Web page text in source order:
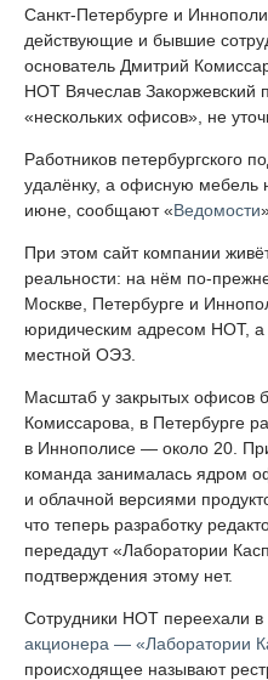
Санкт-Петербурге и
действующие и бывшие
основатель Дмитрий
НОТ Вячеслав Закоржевский
«нескольких офисов», не
Работников петербургского
удалёнку, а офисную мебель
июне, сообщают «Ведомости
При этом сайт компании
реальности: на нём по-
Москве, Петербурге и
юридическим адресом НОТ,
местной ОЭЗ.
Масштаб у закрытых офисов
Комиссарова, в Петербурге
в Иннополисе — около 20.
команда занималась ядром
и облачной версиями
что теперь разработку
передадут «Лаборатории
подтверждения этому нет.
Сотрудники НОТ переехали в
акционера — «Лаборатории
происходящее называют